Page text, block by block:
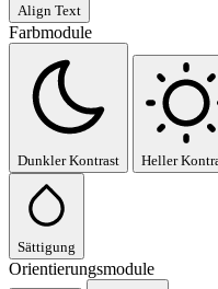
Align Text
Farbmodule
Dunkler Kontrast Heller
Sättigung
Orientierungsmodule